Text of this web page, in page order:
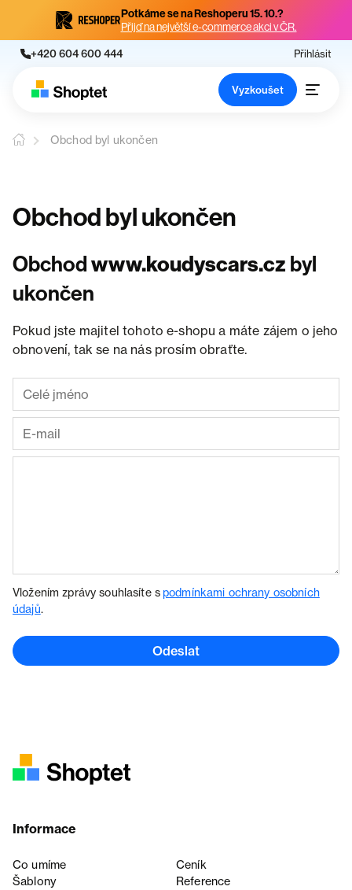
Potkáme se na Reshoperu 15. 10.?
Přijď na největší e-commerce akci v ČR.
+420 604 600 444 Přihlásit
Vyzkoušet
Obchod byl ukončen
Obchod byl ukončen
Obchodwww.koudyscars.cz byl
ukončen
Pokud jste majitel tohoto e-shopu a máte zájem o jeho
obnovení, tak se na nás prosím obraťte.
Vložením zprávy souhlasíte spodmínkami ochrany osobních
údajů.
Odeslat
Informace
Co umíme
Ceník
Šablony
Reference